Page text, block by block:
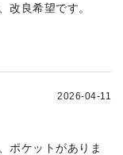
改良希望です。
2026-04-11
ポケットがありま